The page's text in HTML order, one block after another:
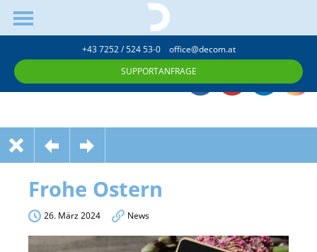
+43 7252 / 524 53-0 office@decom.at
SUPPORTANFRAGE
Frohe Ostern
26. März 2024 News